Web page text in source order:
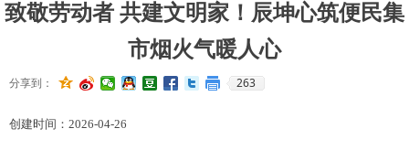
致敬劳动者 共建文明家！辰坤心筑便民集
市烟火气暖人心
创建时间： 2026-04-26
分享到： 263